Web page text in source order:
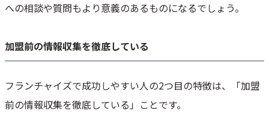
への相談や質問もより意義のあるものになるでしょう。
加盟前の情報収集を徹底している
フランチャイズで成功しやすい人の2つ目の特徴は、「加盟
前の情報収集を徹底している」ことです。